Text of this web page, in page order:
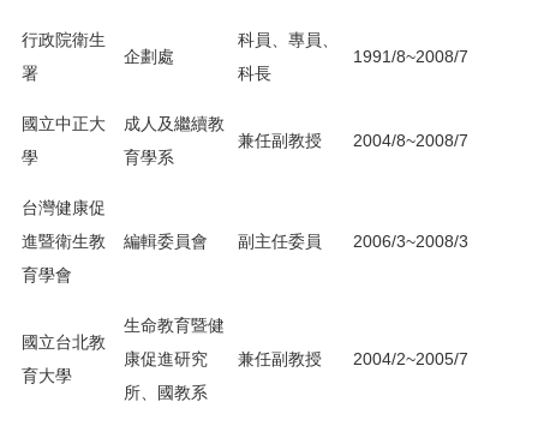
行政院衛生
署
企劃處
科員、專員、
科長
1991/8~2008/7
國立中正大
學
成人及繼續教
育學系
兼任副教授 2004/8~2008/7
台灣健康促
進暨衛生教
育學會
編輯委員會 副主任委員 2006/3~2008/3
國立台北教
育大學
生命教育暨健
康促進研究
所、國教系
兼任副教授 2004/2~2005/7